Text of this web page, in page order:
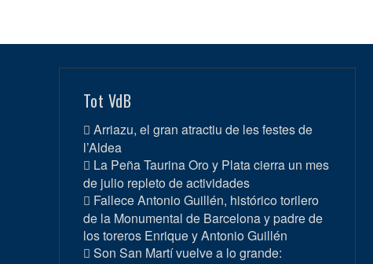
Tot VdB
Arriazu, el gran atractiu de les festes de
l’Aldea
La Peña Taurina Oro y Plata cierra un mes
de julio repleto de actividades
Fallece Antonio Guillén, histórico torilero
de la Monumental de Barcelona y padre de
los toreros Enrique y Antonio Guillén
Son San Martí vuelve a lo grande: